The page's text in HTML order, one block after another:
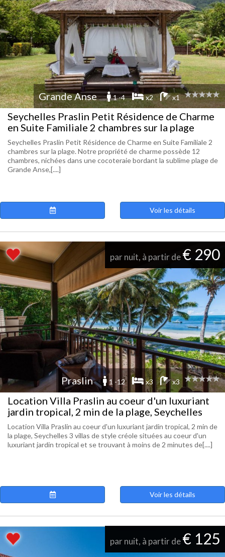
Grande Anse 1 -4 x2 x1
Seychelles Praslin Petit Résidence de Charme
en Suite Familiale 2 chambres sur la plage
Seychelles Praslin Petit Résidence de Charme en Suite Familiale 2
chambres sur la plage. Notre propriété de charme possède 12
chambres, nichées dans une cocoteraie bordant la sublime plage de
Grande Anse,[....]
Voir les détails
par nuit, à partir de€ 290
Praslin 1 -12 x3 x3
Location Villa Praslin au coeur d'un luxuriant
jardin tropical, 2 min de la plage, Seychelles
Location Villa Praslin au coeur d'un luxuriant jardin tropical, 2 min de
la plage, Seychelles 3 villas de style créole situées au coeur d'un
luxuriant jardin tropical et se trouvant à moins de 2 minutes de[....]
Voir les détails
par nuit, à partir de€ 125